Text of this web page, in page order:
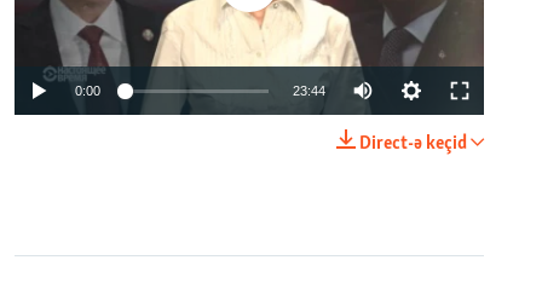
0:00 23:44
Direct-ə keçid